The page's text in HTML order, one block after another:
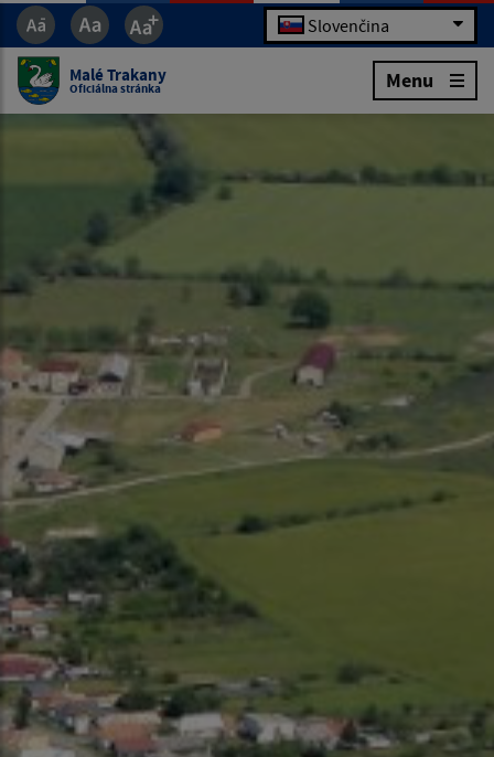
Slovenčina
Malé Trakany
Oficiálna stránka Menu